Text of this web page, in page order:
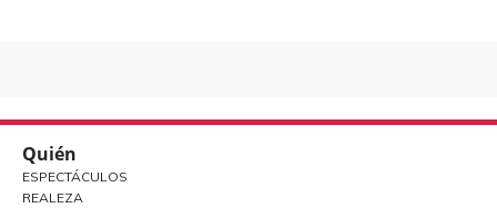
Quién
ESPECTÁCULOS
REALEZA